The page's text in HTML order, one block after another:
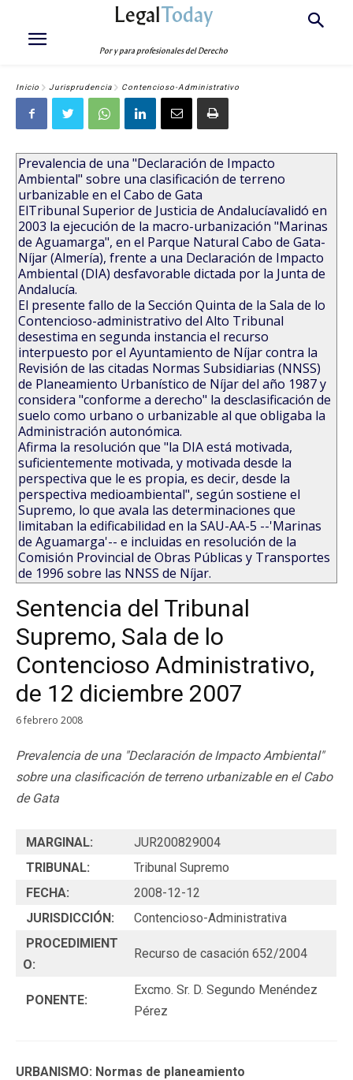
LegalToday
Por y para profesionales del Derecho
Inicio Jurisprudencia Contencioso-Administrativo
Prevalencia de una "Declaración de Impacto
Ambiental" sobre una clasificación de terreno
urbanizable en el Cabo de Gata
ElTribunal Superior de Justicia de Andalucíavalidó en
2003 la ejecución de la macro-urbanización "Marinas
de Aguamarga", en el Parque Natural Cabo de Gata-
Níjar (Almería), frente a una Declaración de Impacto
Ambiental (DIA) desfavorable dictada por la Junta de
Andalucía.
El presente fallo de la Sección Quinta de la Sala de lo
Contencioso-administrativo del Alto Tribunal
desestima en segunda instancia el recurso
interpuesto por el Ayuntamiento de Níjar contra la
Revisión de las citadas Normas Subsidiarias (NNSS)
de Planeamiento Urbanístico de Níjar del año 1987 y
considera "conforme a derecho" la desclasificación de
suelo como urbano o urbanizable al que obligaba la
Administración autonómica.
Afirma la resolución que "la DIA está motivada,
suficientemente motivada, y motivada desde la
perspectiva que le es propia, es decir, desde la
perspectiva medioambiental", según sostiene el
Supremo, lo que avala las determinaciones que
limitaban la edificabilidad en la SAU-AA-5 --'Marinas
de Aguamarga'-- e incluidas en resolución de la
Comisión Provincial de Obras Públicas y Transportes
de 1996 sobre las NNSS de Níjar.
Sentencia del Tribunal
Supremo, Sala de lo
Contencioso Administrativo,
de 12 diciembre 2007
6 febrero 2008
Prevalencia de una "Declaración de Impacto Ambiental"
sobre una clasificación de terreno urbanizable en el Cabo
de Gata
MARGINAL:
JUR200829004
TRIBUNAL:
Tribunal Supremo
FECHA:
2008-12-12
JURISDICCIÓN:
Contencioso-Administrativa
PROCEDIMIENT
O:
Recurso de casación 652/2004
PONENTE:
Excmo. Sr. D. Segundo Menéndez
Pérez
URBANISMO: Normas de planeamiento